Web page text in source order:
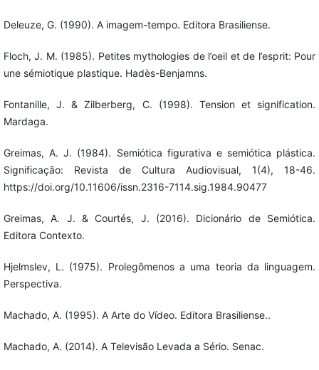
Deleuze, G. (1990). A imagem-tempo. Editora Brasiliense.
Floch, J. M. (1985). Petites mythologies de l’oeil et de l’esprit: Pour
une sémiotique plastique. Hadès-Benjamns.
Fontanille, J. & Zilberberg, C. (1998). Tension et signification.
Mardaga.
Greimas, A. J. (1984). Semiótica figurativa e semiótica plástica.
Significação: Revista de Cultura Audiovisual, 1(4), 18-46.
https://doi.org/10.11606/issn.2316-7114.sig.1984.90477
Greimas, A. J. & Courtés, J. (2016). Dicionário de Semiótica.
Editora Contexto.
Hjelmslev, L. (1975). Prolegômenos a uma teoria da linguagem.
Perspectiva.
Machado, A. (1995). A Arte do Vídeo. Editora Brasiliense..
Machado, A. (2014). A Televisão Levada a Sério. Senac.